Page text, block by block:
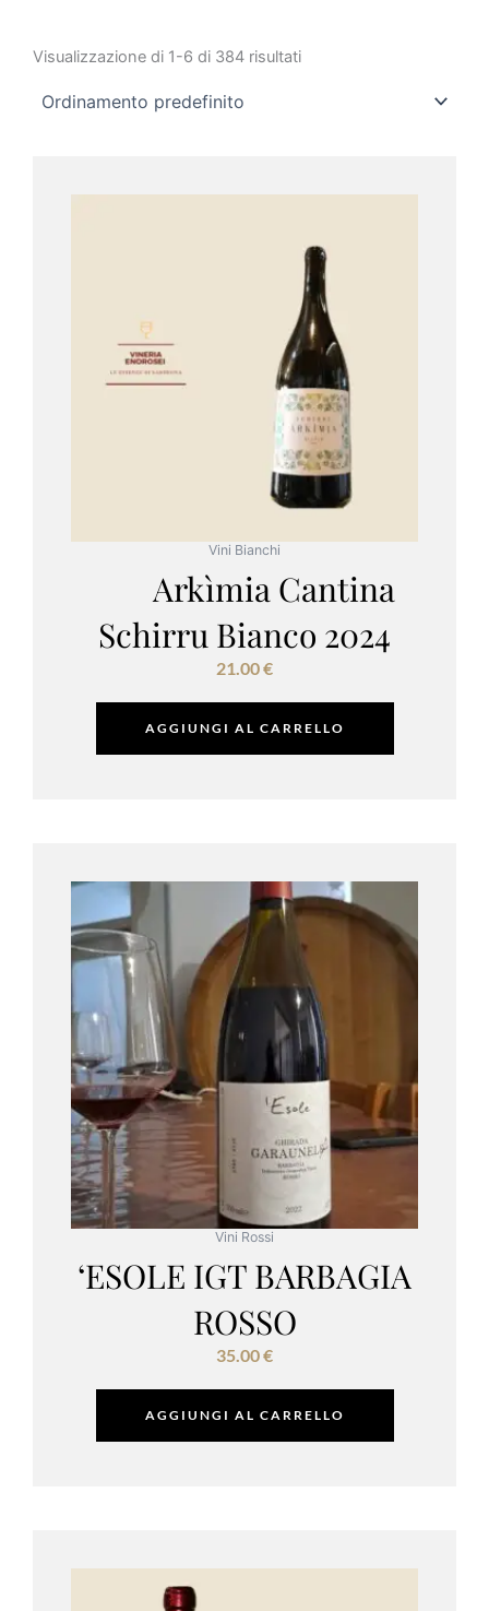
Visualizzazione di 1-6 di 384 risultati
Vini Bianchi
Arkìmia Cantina
Schirru Bianco 2024
21.00€
AGGIUNGI AL CARRELLO
Vini Rossi
‘ESOLE IGT BARBAGIA
ROSSO
35.00€
AGGIUNGI AL CARRELLO